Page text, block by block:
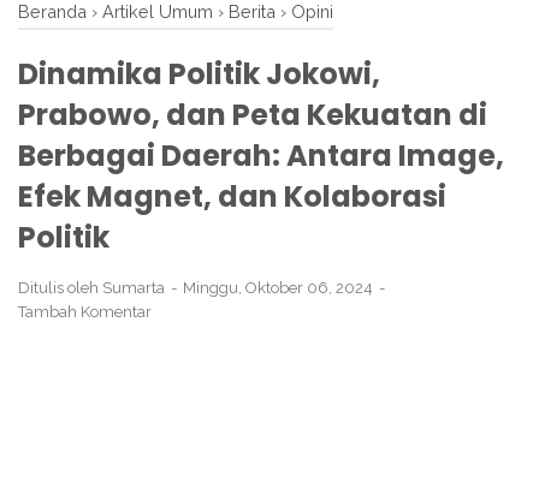
Beranda › Artikel Umum › Berita › Opini
Dinamika Politik Jokowi,
Prabowo, dan Peta Kekuatan di
Berbagai Daerah: Antara Image,
Efek Magnet, dan Kolaborasi
Politik
Ditulis oleh Sumarta
Minggu, Oktober 06, 2024
Tambah Komentar